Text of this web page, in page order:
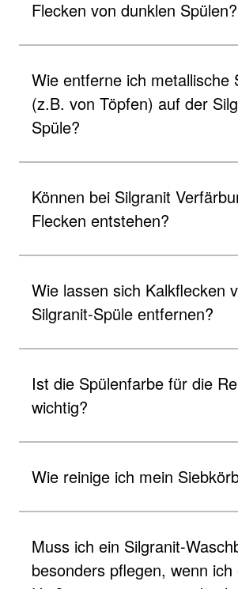
Flecken von dunklen Spülen?
Wie entferne ich metallische
(z.B. von Töpfen) auf der
Spüle?
Können bei Silgranit
Flecken entstehen?
Wie lassen sich Kalkflecken
Silgranit-Spüle entfernen?
Ist die Spülenfarbe für die
wichtig?
Wie reinige ich mein
Muss ich ein Silgranit-
besonders pflegen, wenn ich